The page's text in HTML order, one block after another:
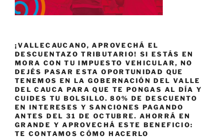
¡VALLECAUCANO, APROVECHÁ EL
DESCUENTAZO TRIBUTARIO! SI ESTÁS EN
MORA CON TU IMPUESTO VEHICULAR, NO
DEJÉS PASAR ESTA OPORTUNIDAD QUE
TENEMOS EN LA GOBERNACIÓN DEL VALLE
DEL CAUCA PARA QUE TE PONGAS AL DÍA Y
CUIDES TU BOLSILLO. 80% DE DESCUENTO
EN INTERESES Y SANCIONES PAGANDO
ANTES DEL 31 DE OCTUBRE. AHORRÁ EN
GRANDE Y APROVECHÁ ESTE BENEFICIO:
TE CONTAMOS CÓMO HACERLO